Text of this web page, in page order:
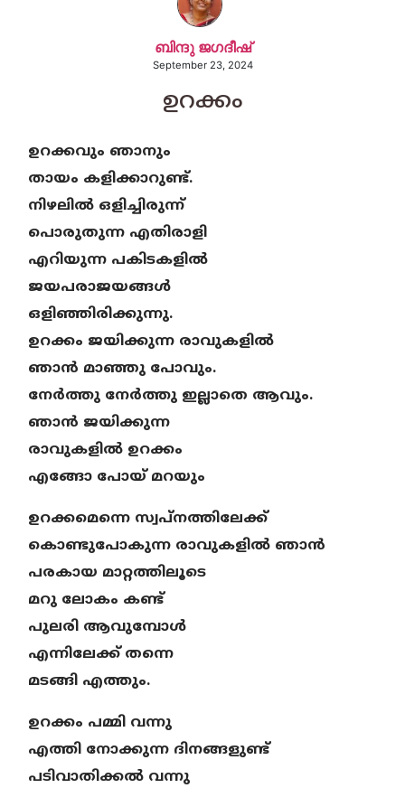
ബിന്ദു ജഗദീഷ്
September 23, 2024
ഉറക്കം
ഉറക്കവും ഞാനും
തായം കളിക്കാറുണ്ട്.
നിഴലിൽ ഒളിച്ചിരുന്ന്
പൊരുതുന്ന എതിരാളി
എറിയുന്ന പകിടകളിൽ
ജയപരാജയങ്ങൾ
ഒളിഞ്ഞിരിക്കുന്നു.
ഉറക്കം ജയിക്കുന്ന രാവുകളിൽ
ഞാൻ മാഞ്ഞു പോവും.
നേർത്തു നേർത്തു ഇല്ലാതെ ആവും.
ഞാൻ ജയിക്കുന്ന
രാവുകളിൽ ഉറക്കം
എങ്ങോ പോയ്‌ മറയും
ഉറക്കമെന്നെ സ്വപ്നത്തിലേക്ക്
കൊണ്ടുപോകുന്ന രാവുകളിൽ ഞാൻ
പരകായ മാറ്റത്തിലൂടെ
മറു ലോകം കണ്ട്
പുലരി ആവുമ്പോൾ
എന്നിലേക്ക് തന്നെ
മടങ്ങി എത്തും.
ഉറക്കം പമ്മി വന്നു
എത്തി നോക്കുന്ന ദിനങ്ങളുണ്ട്
പടിവാതിക്കൽ വന്നു